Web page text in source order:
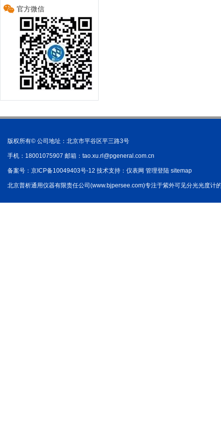
官方微信
版权所有© 公司地址：北京市平谷区平三路3号
手机：18001075907 邮箱： tao.xu.rl@pgeneral.com.cn
备案号： 京ICP备10049403号-12 技术支持： 仪表网 管理登陆 sitemap
北京普析通用仪器有限责任公司(www.bjpersee.com)专注于紫外可见分光光度计